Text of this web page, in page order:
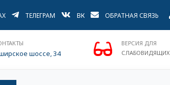
ТЕЛЕГРАМ ВК ОБРАТНАЯ СВЯЗЬ
шоссе, 34
ВЕРСИЯ ДЛЯ
СЛАБОВИДЯЩИХ